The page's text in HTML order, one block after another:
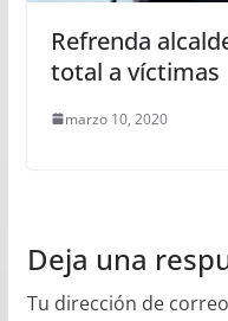
Refrenda
total a víctimas
marzo 10, 2020
Deja una
Tu dirección de